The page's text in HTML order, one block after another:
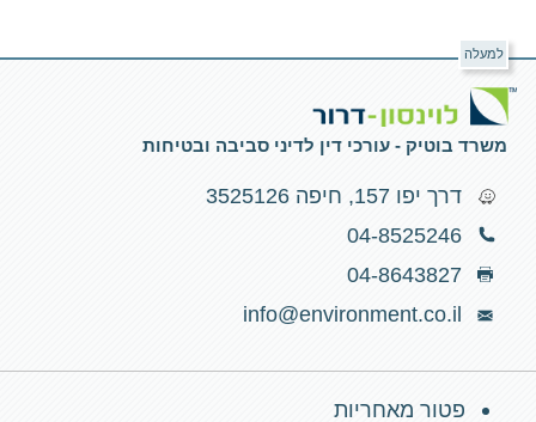
למעלה
משרד בוטיק - עורכי דין לדיני סביבה ובטיחות
דרך יפו 157, חיפה 3525126
04-8525246
04-8643827
info@environment.co.il
פטור מאחריות